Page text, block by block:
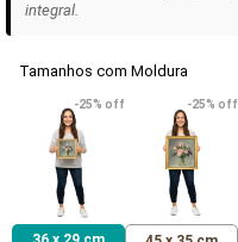
VER DETALHES
Madona de Loreto
R$ 538,42
integral.
Tamanhos com Moldura
-25% off -25% off